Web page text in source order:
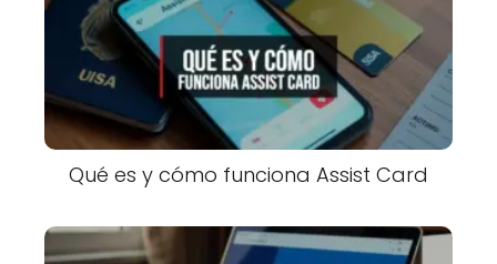
Qué es y cómo funciona Assist Card